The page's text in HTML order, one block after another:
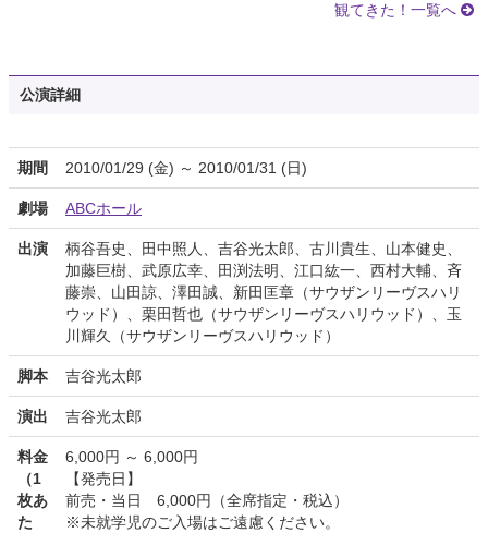
観てきた！一覧へ
公演詳細
期間 2010/01/29 (金) ～ 2010/01/31 (日)
劇場 ABCホール
出演
柄谷吾史、田中照人、吉谷光太郎、古川貴生、山本健史、
加藤巨樹、武原広幸、田渕法明、江口紘一、西村大輔、斉
藤崇、山田諒、澤田誠、新田匡章（サウザンリーヴスハリ
ウッド）、栗田哲也（サウザンリーヴスハリウッド）、玉
川輝久（サウザンリーヴスハリウッド）
脚本 吉谷光太郎
演出 吉谷光太郎
料金
（1
枚あ
た
6,000円 ～ 6,000円
【発売日】
前売・当日 6,000円（全席指定・税込）
※未就学児のご入場はご遠慮ください。